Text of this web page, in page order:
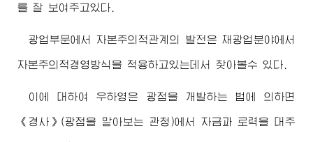
를 잘 보여주고있다.
광업부문에서 자본주의적관계의 발전은 채광업분야에서
자본주의적경영방식을 적용하고있는데서 찾아볼수 있다.
이에 대하여 우하영은 광점을 개발하는 법에 의하면
《경사》(광점을 맡아보는 관청)에서 자금과 로력을 대주